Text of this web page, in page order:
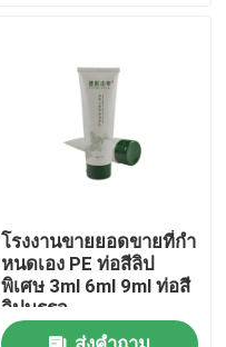
โรงงานขายยอดขายที่กํา
หนดเอง PE ท่อสีลิป
พิเศษ 3ml 6ml 9ml ท่อสี
ลิปบรรจุ